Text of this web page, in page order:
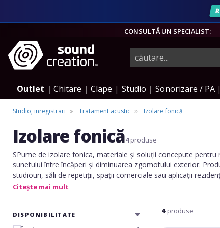
CONSULTĂ UN SPECIALIST:
instrumente
muzicale,
echipamente
pro-
audio
Outlet Chitare Clape Studio Sonorizare / PA
Studio, inregistrari Tratament acustic Izolare fonică
Izolare fonică4produse
SPume de izolare fonica, materiale și soluții concepute pentru
sunetului între încăperi și diminuarea zgomotului exterior.
studiouri, săli de repetiții, spații comerciale sau aplicații
confort acustic îmbunătățit și un control eficient al zgomotului.
Citește mai mult
DISPONIBILITATE 4 produse